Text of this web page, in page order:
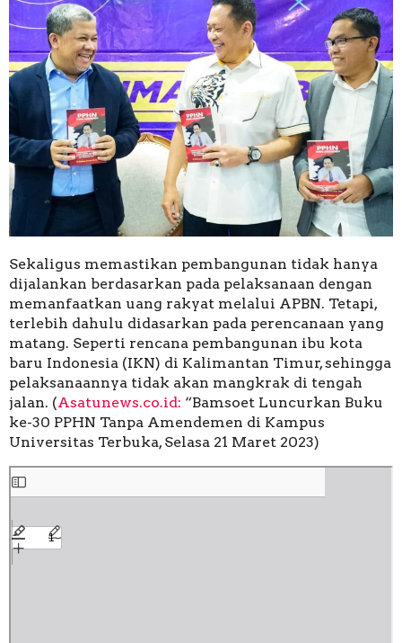
Sekaligus memastikan pembangunan tidak hanya
dijalankan berdasarkan pada pelaksanaan dengan
memanfaatkan uang rakyat melalui APBN. Tetapi,
terlebih dahulu didasarkan pada perencanaan yang
matang. Seperti rencana pembangunan ibu kota
baru Indonesia (IKN) di Kalimantan Timur, sehingga
pelaksanaannya tidak akan mangkrak di tengah
jalan. (Asatunews.co.id: “Bamsoet Luncurkan Buku
ke-30 PPHN Tanpa Amendemen di Kampus
Universitas Terbuka, Selasa 21 Maret 2023)
Skip
to
content